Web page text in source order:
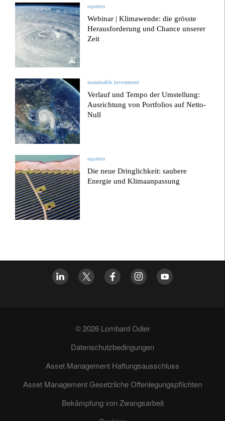
equities
Webinar | Klimawende: die grösste
Herausforderung und Chance unserer
Zeit
sustainable investment
Verlauf und Tempo der Umstellung:
Ausrichtung von Portfolios auf Netto-
Null
equities
Die neue Dringlichkeit: saubere
Energie und Klimaanpassung
© 2026 Lombard Odier
Datenschutzbedingungen
Asset Management Haftungsausschluss
Asset Management Gesetzliche Offenlegungspflichten
Bekämpfung von Zwangsarbeit